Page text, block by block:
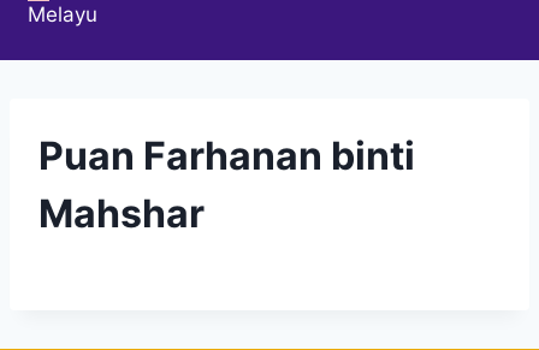
Melayu
Puan Farhanan binti
Mahshar